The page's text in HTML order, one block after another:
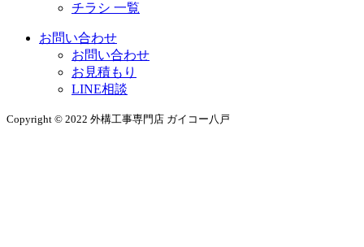
チラシ 一覧
お問い合わせ
お問い合わせ
お見積もり
LINE相談
Copyright © 2022 外構工事専門店 ガイコー八戸